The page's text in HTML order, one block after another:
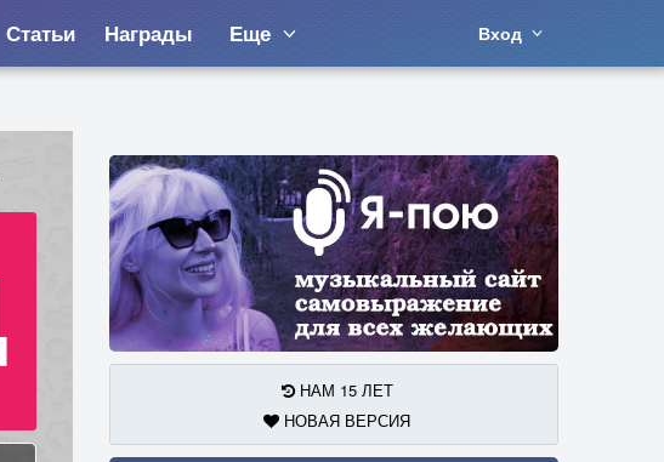
Статьи Награды Еще Вход
НАМ 15 ЛЕТ
НОВАЯ ВЕРСИЯ